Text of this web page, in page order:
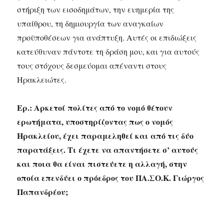
στήριξη των εισοδημάτων, την ευημερία της
υπαίθρου, τη δημιουργία των αναγκαίων
προϋποθέσεων για ανάπτυξη. Αυτές οι επιδιώξεις
κατεύθυναν πάντοτε τη δράση μου, και για αυτούς
τους στόχους δεσμεύομαι απέναντι στους
Ηρακλειώτες.
Ερ.: Αρκετοί πολίτες από το νομό θέτουν
ερωτήματα, υποστηρίζοντας πως ο νομός
Ηρακλείου, έχει παραμεληθεί και από τις δύο
παρατάξεις. Τι έχετε να απαντήσετε σ’ αυτούς
και ποια θα είναι πιστεύετε η αλλαγή, στην
οποία επενδύει ο πρόεδρος του ΠΑ.ΣΟ.Κ. Γιώργος
Παπανδρέου;